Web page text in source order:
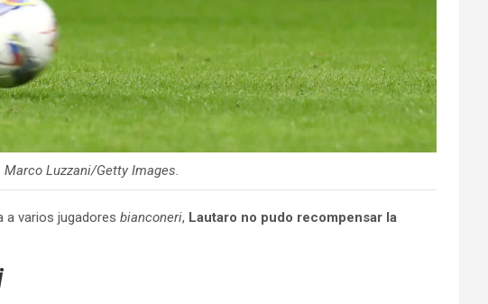
Luzzani/Getty Images.
a varios jugadores bianconeri, Lautaro no pudo recompensar la